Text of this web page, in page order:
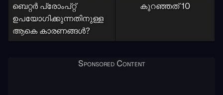
ബെറ്റർ പ്രോംപ്റ്റ്
ഉപയോഗിക്കുന്നതിനുള്ള
ആകെ കാരണങ്ങൾ?
കുറഞ്ഞത് 10